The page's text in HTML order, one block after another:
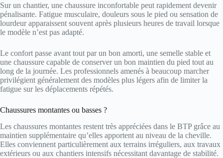
Sur un chantier, une chaussure inconfortable peut rapidement devenir
pénalisante. Fatigue musculaire, douleurs sous le pied ou sensation de
lourdeur apparaissent souvent après plusieurs heures de travail lorsque
le modèle n’est pas adapté.
Le confort passe avant tout par un bon amorti, une semelle stable et
une chaussure capable de conserver un bon maintien du pied tout au
long de la journée. Les professionnels amenés à beaucoup marcher
privilégient généralement des modèles plus légers afin de limiter la
fatigue sur les déplacements répétés.
Chaussures montantes ou basses ?
Les chaussures montantes restent très appréciées dans le BTP grâce au
maintien supplémentaire qu’elles apportent au niveau de la cheville.
Elles conviennent particulièrement aux terrains irréguliers, aux travaux
extérieurs ou aux chantiers intensifs nécessitant davantage de stabilité.